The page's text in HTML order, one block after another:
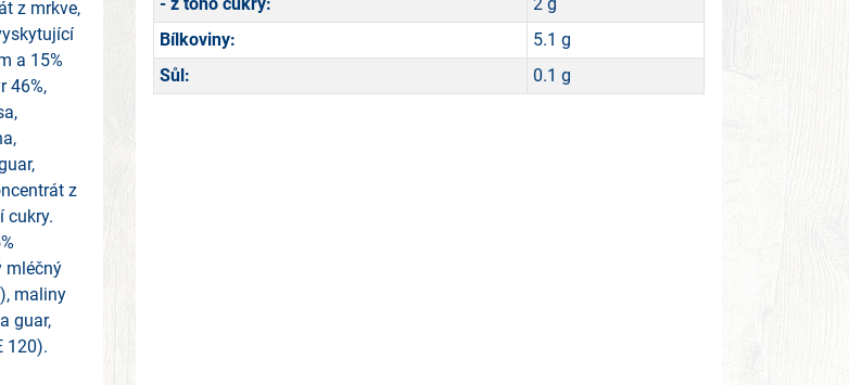
z mrkve,
a 15%
46%,
z
cukry.
mléčný
maliny
guar,
120).
- z toho cukry:
2 g
Bílkoviny:
5.1 g
Sůl:
0.1 g